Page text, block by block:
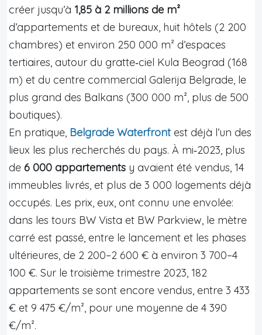
créer jusqu’à 1,85 à 2 millions de m²
d’appartements et de bureaux, huit hôtels (2 200
chambres) et environ 250 000 m² d’espaces
tertiaires, autour du gratte‑ciel Kula Beograd (168
m) et du centre commercial Galerija Belgrade, le
plus grand des Balkans (300 000 m², plus de 500
boutiques).
En pratique, Belgrade Waterfrontest déjà l’un des
lieux les plus recherchés du pays. À mi‑2023, plus
de 6 000 appartements y avaient été vendus, 14
immeubles livrés, et plus de 3 000 logements déjà
occupés. Les prix, eux, ont connu une envolée:
dans les tours BW Vista et BW Parkview, le mètre
carré est passé, entre le lancement et les phases
ultérieures, de 2 200–2 600 € à environ 3 700–4
100 €. Sur le troisième trimestre 2023, 182
appartements se sont encore vendus, entre 3 433
€ et 9 475 €/m², pour une moyenne de 4 390
€/m².